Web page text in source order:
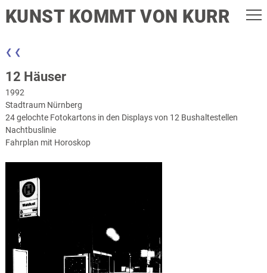
KUNST KOMMT VON KURR
❮ ❮
12 Häuser
1992
Stadtraum Nürnberg
24 gelochte Fotokartons in den Displays von 12 Bushaltestellen
Nachtbuslinie
Fahrplan mit Horoskop